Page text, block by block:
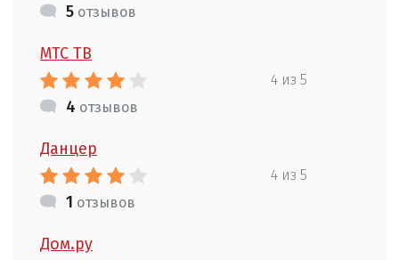
5 отзывов
МТС ТВ
4 из 5
4 отзывов
Данцер
4 из 5
1 отзывов
Дом.ру